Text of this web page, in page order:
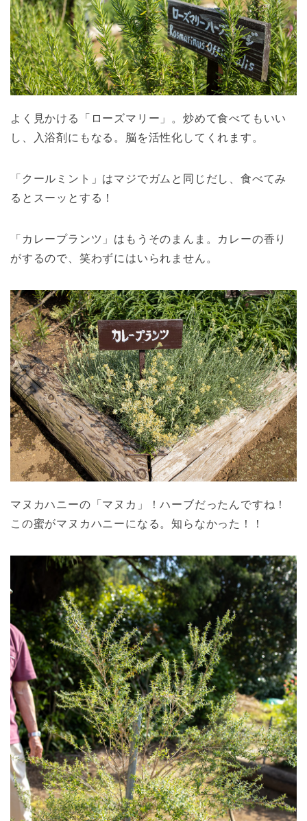
よく見かける「ローズマリー」。炒めて食べてもいい
し、入浴剤にもなる。脳を活性化してくれます。
「クールミント」はマジでガムと同じだし、食べてみ
るとスーッとする！
「カレープランツ」はもうそのまんま。カレーの香り
がするので、笑わずにはいられません。
マヌカハニーの「マヌカ」！ハーブだったんですね！
この蜜がマヌカハニーになる。知らなかった！！